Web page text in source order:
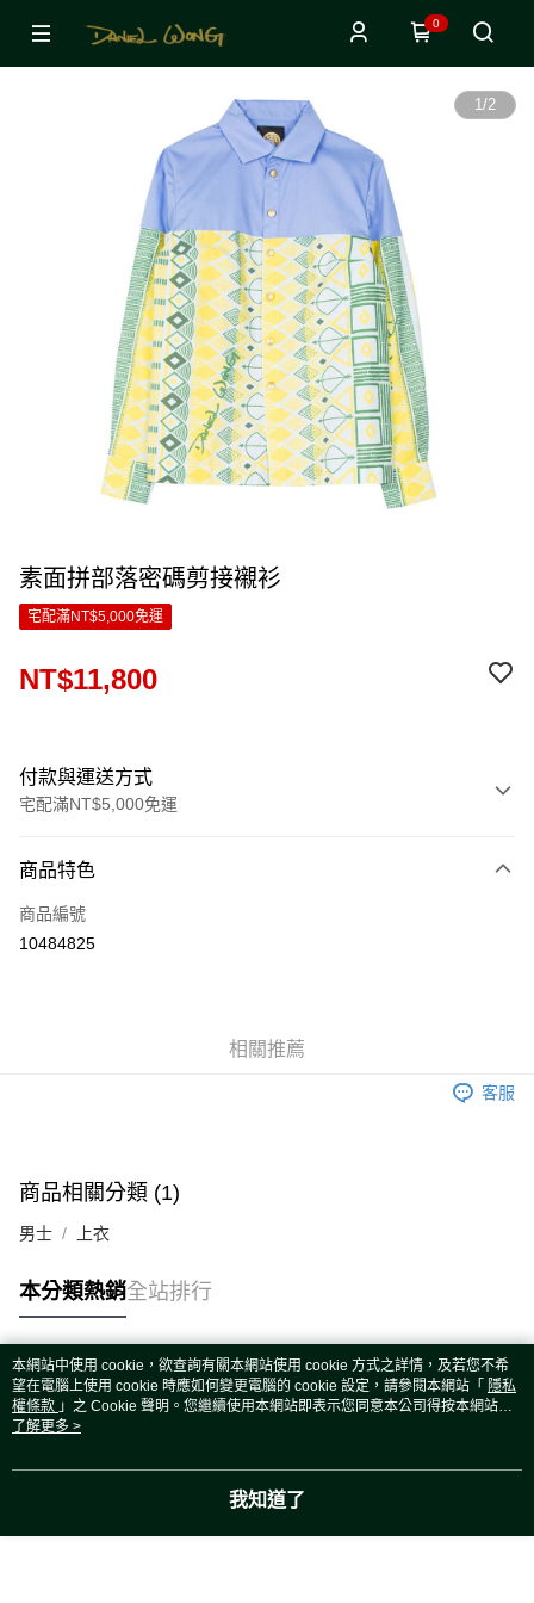
0
1/2
素面拼部落密碼剪接襯衫
宅配滿NT$5,000免運
NT$11,800
付款與運送方式
宅配滿NT$5,000免運
信用卡一次付款
LINE Pay
宅配(外島)
每筆NT$120，滿NT$5,000(含以上)免運費
商品特色
商品編號
10484825
相關推薦
客服
商品相關分類 (1)
男士 上衣
本分類熱銷全站排行
熱門標籤
本網站中使用 cookie，欲查詢有關本網站使用 cookie 方式之詳情，及若您不希
望在電腦上使用 cookie 時應如何變更電腦的 cookie 設定，請參閱本網站「 隱私
權條款 」之 Cookie 聲明。您繼續使用本網站即表示您同意本公司得按本網站使
用條款之 Cookie 聲明使用 cookie。
了解更多 >
我知道了